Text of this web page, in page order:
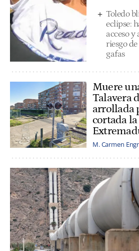
Toledo
eclipse:
acceso y
riesgo
gafas
Muere
Talavera
arrollada
cortada
M. Carmen